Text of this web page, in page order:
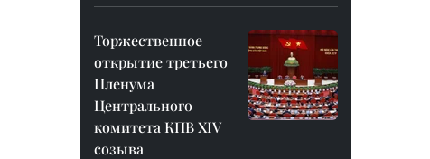
Торжественное
открытие третьего
Пленума
Центрального
комитета КПВ XIV
созыва